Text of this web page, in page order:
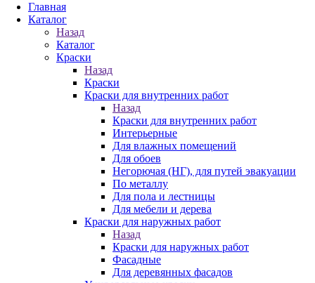
Главная
Каталог
Назад
Каталог
Краски
Назад
Краски
Краски для внутренних работ
Назад
Краски для внутренних работ
Интерьерные
Для влажных помещений
Для обоев
Негорючая (НГ), для путей эвакуации
По металлу
Для пола и лестницы
Для мебели и дерева
Краски для наружных работ
Назад
Краски для наружных работ
Фасадные
Для деревянных фасадов